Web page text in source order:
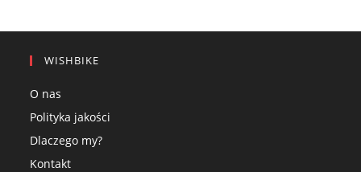
WISHBIKE
O nas
Polityka jakości
Dlaczego my?
Kontakt